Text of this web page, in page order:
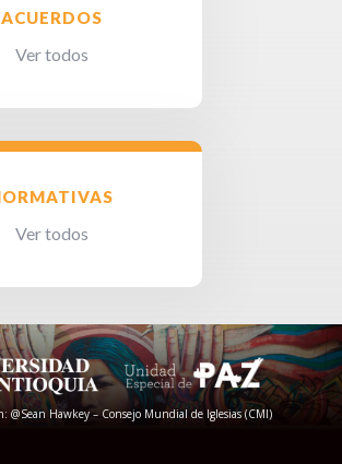
ACUERDOS
Ver todos
Ver todos
@Sean Hawkey – Consejo Mundial de Iglesias (CMI)